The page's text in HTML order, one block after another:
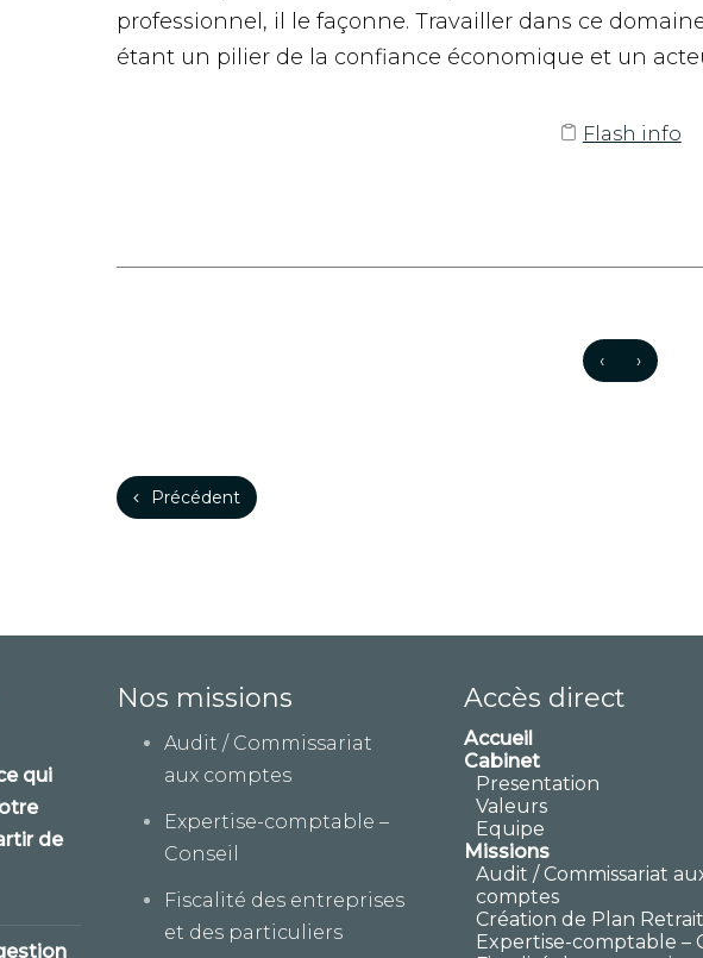
professionnel, il le façonne. Travailler dans ce
étant un pilier de la confiance économique et un
Flash info
‹ ›
Précédent
qui
de
Nos missions
Audit / Commissariat
aux comptes
Expertise-comptable –
Conseil
Fiscalité des entreprises
et des particuliers
Accès direct
Accueil
Cabinet
Presentation
Valeurs
Equipe
Missions
Audit / Commissariat
comptes
Création de Plan
Expertise-comptable –